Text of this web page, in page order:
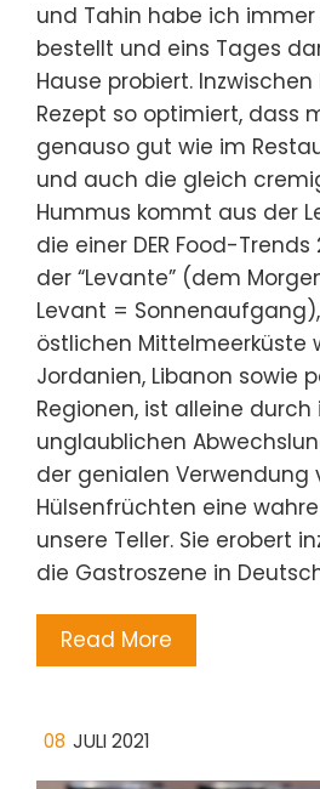
und Tahin habe ich immer
bestellt und eins Tages
Hause probiert.
Rezept so optimiert, dass
genauso gut wie im
und auch die gleich
Hummus kommt aus der
die einer DER Food-Trends
der “Levante” (dem
Levant =
östlichen Mittelmeerküste
Jordanien, Libanon sowie
Regionen, ist alleine durch
unglaublichen
der genialen Verwendung
Hülsenfrüchten eine
unsere Teller. Sie erobert
die Gastroszene in
Read More
08 JULI 2021